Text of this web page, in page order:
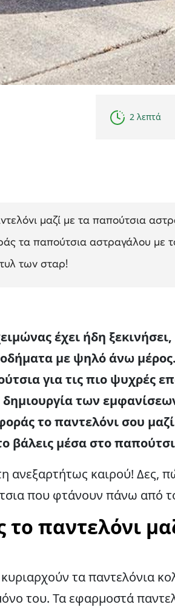
2 λεπτά
μαζί με τα παπούτσια
τα παπούτσια αστραγάλου με
των σταρ!
έχει ήδη
με ψηλό άνω
για τις πιο ψυχρές
των
το παντελόνι σου
βάλεις μέσα στο
ανεξαρτήτως καιρού! Δες,
που φτάνουν πάνω από
παντελόνι
τα παντελόνια
του. Τα εφαρμοστά